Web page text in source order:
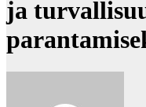
ja